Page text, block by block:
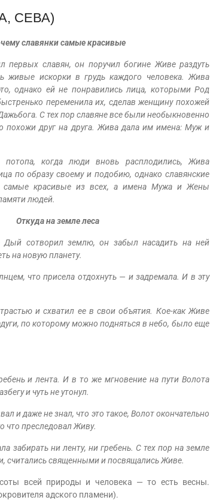
СЕВА)
славянки самые красивые
первых славян, он поручил богине Живе раздуть
живые искорки в грудь каждого человека. Жива
однако ей не понравились лица, которыми Род
переменила их, сделав женщину похожей
С тех пор славяне все были необыкновенно
похожи друг на друга. Жива дала им имена: Муж и
потопа, когда люди вновь расплодились, Жива
по образу своему и подобию, однако славянские
самые красивые из всех, а имена Мужа и Жены
людей.
Откуда на земле леса
Дый сотворил землю, он забыл насадить на ней
на новую планету.
что присела отдохнуть — и задремала. И в эту
и схватил ее в свои объятия. Кое-как Живе
по которому можно подняться в небо, было еще
и лента. И в то же мгновение на пути Волота
и чуть не утонул.
и даже не знал, что это такое, Волот окончательно
что преследовал Живу.
забирать ни ленту, ни гребень. С тех пор на земле
считались священными и посвящались Живе.
всей природы и человека — то есть весны.
адского пламени).